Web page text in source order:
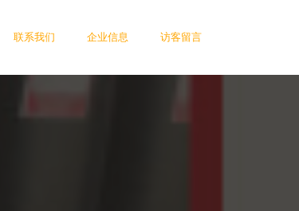
联系我们 企业信息 访客留言